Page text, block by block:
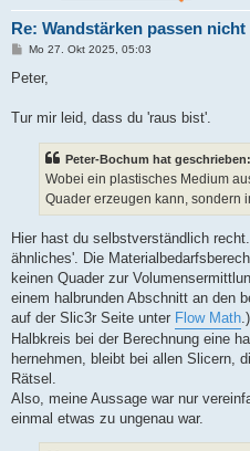
Re: Wandstärken passen
B
i
a
Mo 27. Okt 2025, 05:03
Peter,
Tur mir leid, dass du 'raus bist'.
Peter-Bochum hat geschrieben:
Wobei ein plastisches Medium
Quader erzeugen kann, sondern
Hier hast du selbstverständlich
ähnliches'. Die
keinen Quader zur
einem halbrunden Abschnitt an den
auf der Slic3r Seite unter Flow Math
Halbkreis bei der Berechnung eine
hernehmen, bleibt bei allen Slicern,
Rätsel.
Also, meine Aussage war nur
einmal etwas zu ungenau war.